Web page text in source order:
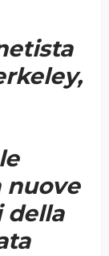
nuove
della